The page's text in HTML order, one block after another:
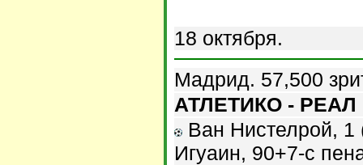
18 октября.
Мадрид. 57,500
АТЛЕТИКО -
Ван Нистелрой,
Игуаин, 90+7-с